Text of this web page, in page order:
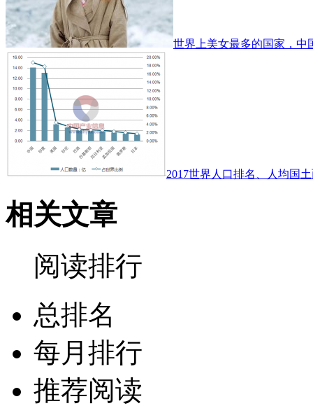
世界上美女最多的国家，中
2017世界人口排名、人均国
相关文章
阅读排行
总排名
每月排行
推荐阅读